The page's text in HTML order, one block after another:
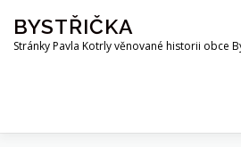
obsah
BYSTŘIČKA
Stránky Pavla Kotrly věnované historii obce